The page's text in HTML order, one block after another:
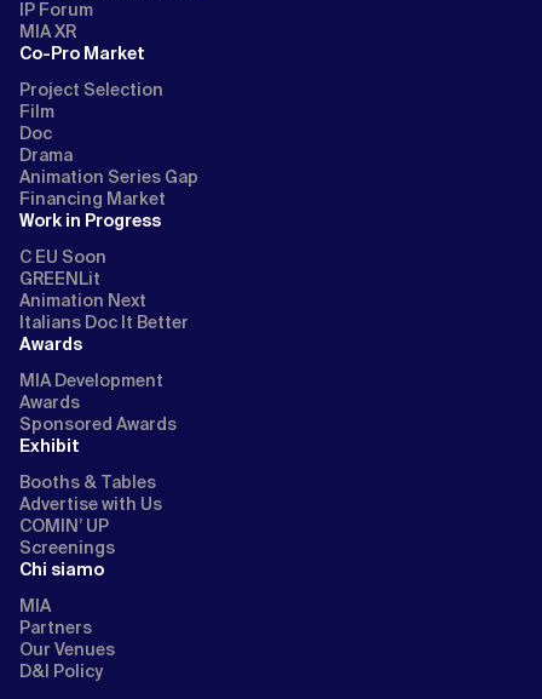
IP Forum
MIA XR
Co-Pro Market
Project Selection
Film
Doc
Drama
Animation Series Gap
Financing Market
Work in Progress
C EU Soon
GREENLit
Animation Next
Italians Doc It Better
Awards
MIA Development
Awards
Sponsored Awards
Exhibit
Booths & Tables
Advertise with Us
COMIN’ UP
Screenings
Chi siamo
MIA
Partners
Our Venues
D&I Policy